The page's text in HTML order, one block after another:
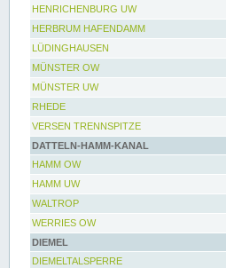
HENRICHENBURG UW
HERBRUM HAFENDAMM
LÜDINGHAUSEN
MÜNSTER OW
MÜNSTER UW
RHEDE
VERSEN TRENNSPITZE
DATTELN-HAMM-KANAL
HAMM OW
HAMM UW
WALTROP
WERRIES OW
DIEMEL
DIEMELTALSPERRE